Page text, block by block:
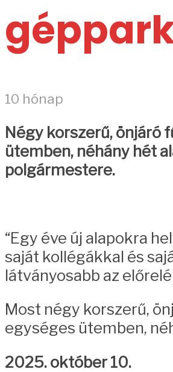
10 hónap
Négy korszerű, önjáró
ütemben, néhány hét
polgármestere.
“Egy éve új alapokra
saját kollégákkal és
látványosabb az
Most négy korszerű,
egységes ütemben,
2025. október 10.